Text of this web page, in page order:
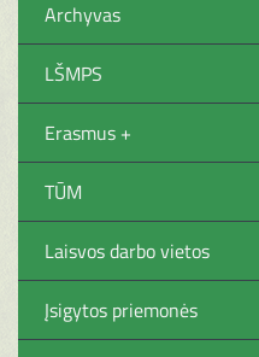
Archyvas
LŠMPS
Erasmus +
TŪM
Laisvos darbo vietos
Įsigytos priemonės